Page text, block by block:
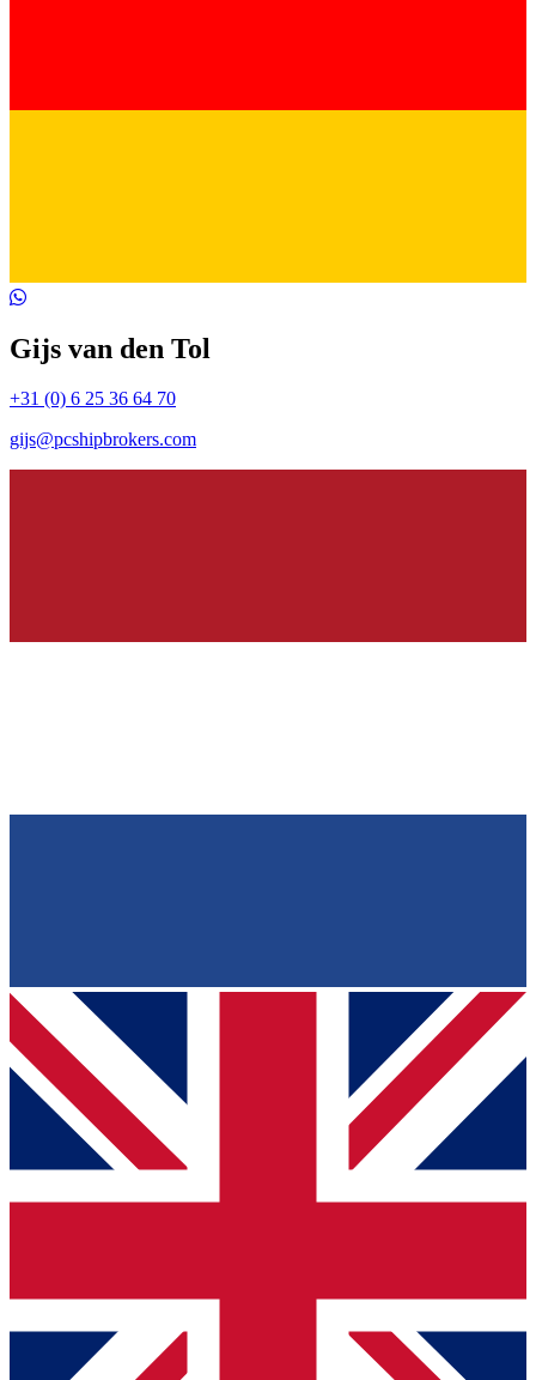
Gijs van den Tol
+31 (0) 6 25 36 64 70
gijs@pcshipbrokers.com